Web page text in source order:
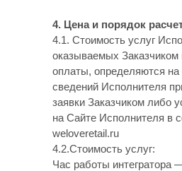
4. Цена и порядок
4.1. Стоимость услуг
оказываемых Заказчиком
оплаты, определяются на
сведений Исполнителя
заявки Заказчиком либо
на Сайте Исполнителя в
weloveretail.ru
4.2.Стоимость услуг:
Час работы интегратора